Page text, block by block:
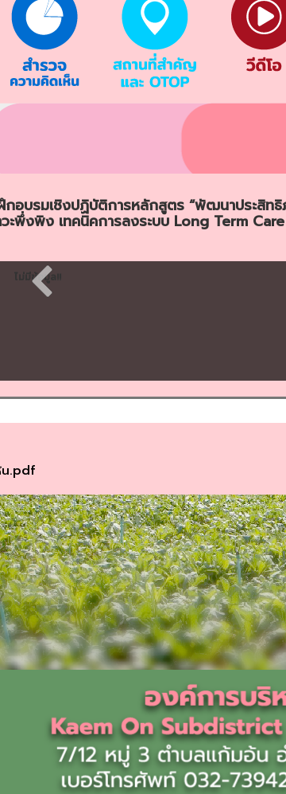
กอบรมเชิงปฏิบัติการหลักสูตร “พัฒนาประสิท
ะพึ่งพิง เทคนิคการลงระบบ Long Term
ไม่มีข้อมูล!!
.pdf